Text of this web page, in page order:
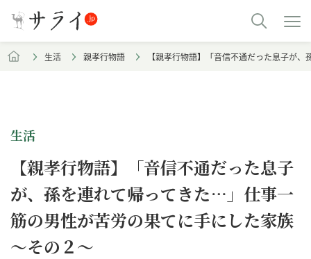
生活 親孝行物語 【親孝行物語】「音信不通だった息子が
生活
【親孝行物語】「音信不通だった息子
が、孫を連れて帰ってきた…」仕事一
筋の男性が苦労の果てに手にした家族
～その２〜